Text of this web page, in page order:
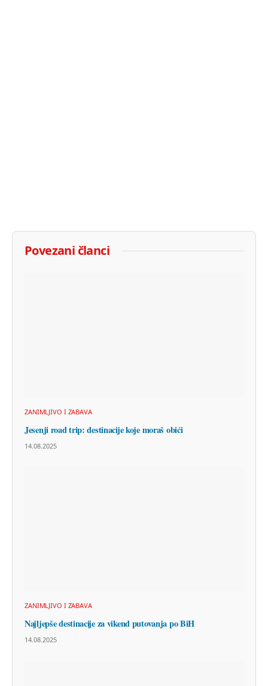
Povezani članci
ZANIMLJIVO I ZABAVA
Jesenji road trip: destinacije koje moraš obići
14.08.2025
ZANIMLJIVO I ZABAVA
Najljepše destinacije za vikend putovanja po BiH
14.08.2025